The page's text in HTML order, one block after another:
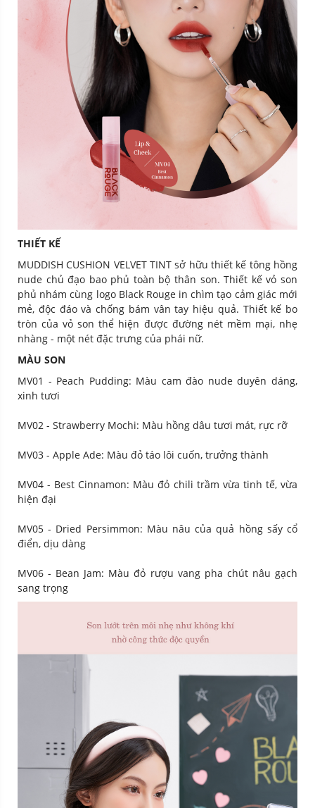
THIẾT KẾ
MUDDISH CUSHION VELVET TINT sở hữu thiết kế tông hồng
nude chủ đạo bao phủ toàn bộ thân son. Thiết kế vỏ son
phủ nhám cùng logo Black Rouge in chìm tạo cảm giác mới
mẻ, độc đáo và chống bám vân tay hiệu quả. Thiết kế bo
tròn của vỏ son thể hiện được đường nét mềm mại, nhẹ
nhàng - một nét đặc trưng của phái nữ.
MÀU SON
MV01 - Peach Pudding: Màu cam đào nude duyên dáng,
xinh tươi
MV02 - Strawberry Mochi: Màu hồng dâu tươi mát, rực rỡ
MV03 - Apple Ade: Màu đỏ táo lôi cuốn, trưởng thành
MV04 - Best Cinnamon: Màu đỏ chili trầm vừa tinh tế, vừa
hiện đại
MV05 - Dried Persimmon: Màu nâu của quả hồng sấy cổ
điển, dịu dàng
MV06 - Bean Jam: Màu đỏ rượu vang pha chút nâu gạch
sang trọng